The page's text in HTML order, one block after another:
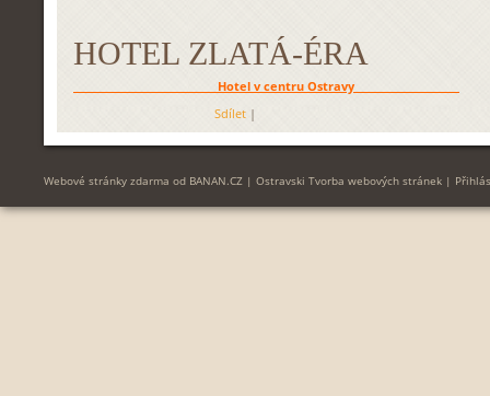
HOTEL ZLATÁ-ÉRA
Hotel v centru Ostravy
Sdílet |
Webové stránky zdarma od BANAN.CZ | Ostravski Tvorba webových stránek |